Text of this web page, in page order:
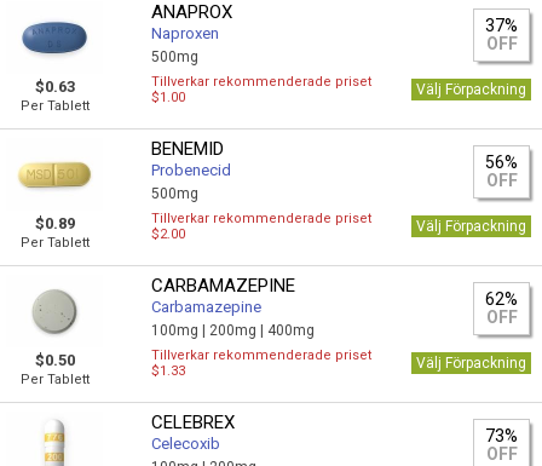
$0.63
Per Tablett
ANAPROX
Naproxen
500mg
37%
OFF
Tillverkar rekommenderade priset
$1.00
Välj Förpackning
$0.89
Per Tablett
BENEMID
Probenecid
500mg
56%
OFF
Tillverkar rekommenderade priset
$2.00
Välj Förpackning
$0.50
Per Tablett
CARBAMAZEPINE
Carbamazepine
100mg | 200mg | 400mg
62%
OFF
Tillverkar rekommenderade priset
$1.33
Välj Förpackning
CELEBREX
Celecoxib
73%
OFF